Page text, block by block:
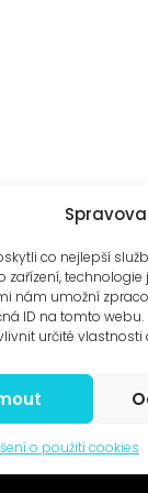
co nejlepší
zařízení,
nám umožní
ID na tomto
určité vlastnosti
o použití cookies
© 1996–2025